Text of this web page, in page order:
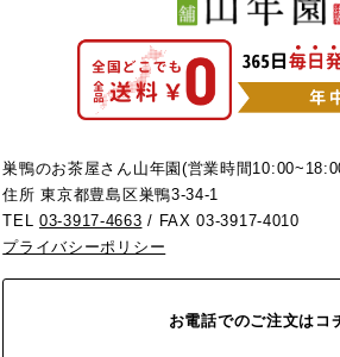
巣鴨のお茶屋さん山年園(営業時間
住所 東京都豊島区巣鴨3-34-1
TEL03-3917-4663 / FAX 03-3917-4010
プライバシーポリシー
お電話でのご注文はコ